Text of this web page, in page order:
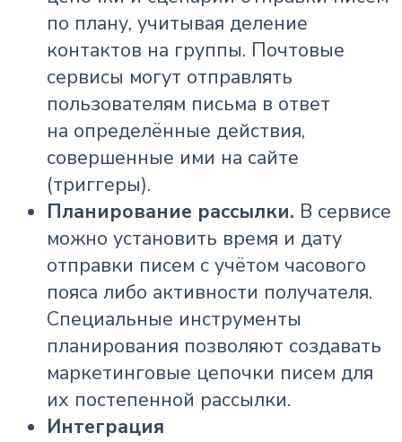
по плану, учитывая деление
контактов на группы. Почтовые
сервисы могут отправлять
пользователям письма в ответ
на определённые действия,
совершенные ими на сайте
(триггеры).
Планирование рассылки. В сервисе
можно установить время и дату
отправки писем с учётом часового
пояса либо активности получателя.
Специальные инструменты
планирования позволяют создавать
маркетинговые цепочки писем для
их постепенной рассылки.
Интеграция